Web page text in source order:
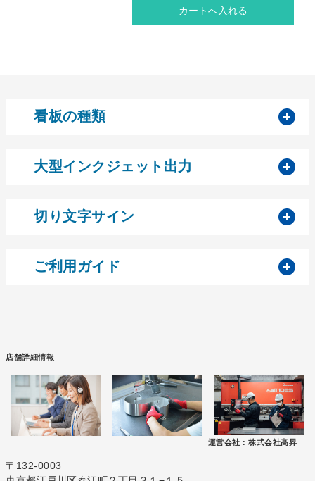
看板の種類
大型インクジェット出力
切り文字サイン
ご利用ガイド
店舗詳細情報
運営会社 : 株式会社高昇
〒132-0003